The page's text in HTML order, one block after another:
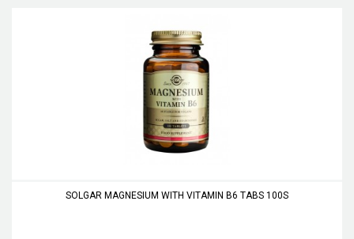
SOLGAR MAGNESIUM WITH VITAMIN B6 TABS 100S